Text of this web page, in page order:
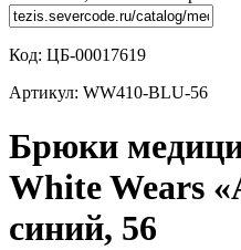
Код: ЦБ-00017619
Артикул: WW410-BLU-56
Брюки
White Wears
синий, 56